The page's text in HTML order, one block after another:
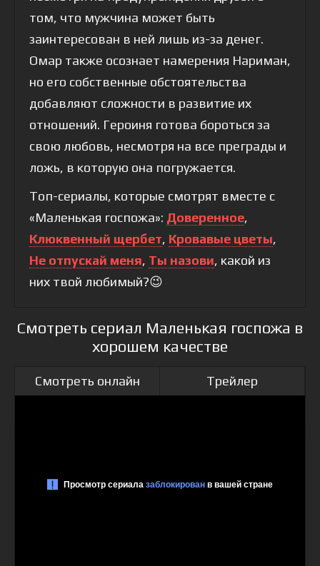
том, что мужчина может быть
заинтересован в ней лишь из-за денег.
Омар также осознает намерения Нариман,
но его собственные обстоятельства
добавляют сложности в развитие их
отношений. Героиня готова бороться за
свою любовь, несмотря на все преграды и
ложь, в которую она погружается.
Топ-сериалы, которые смотрят вместе с
«Маленькая госпожа»: Доверенное,
Клюквенный щербет, Кровавые цветы,
Не отпускай меня, Ты назови, какой из
них твой любимый?😉
Смотреть сериал Маленькая госпожа в
хорошем качестве
Смотреть онлайн Трейлер